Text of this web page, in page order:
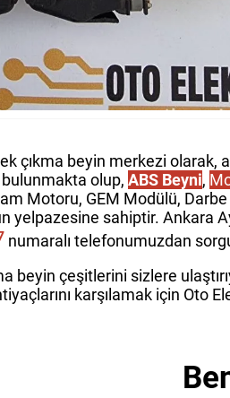
çıkma beyin merkezi olarak,
olup, ABS Beyni,
Motoru, GEM Modülü,
yelpazesine sahiptir. Ankara
numaralı telefonumuzdan
beyin çeşitlerini sizlere
karşılamak için Oto